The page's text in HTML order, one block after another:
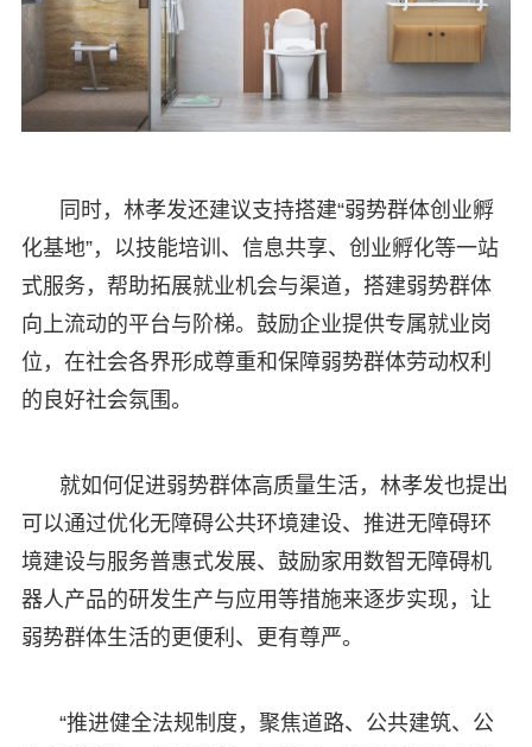
同时，林孝发还建议支持搭建“弱势群体创业孵
化基地”，以技能培训、信息共享、创业孵化等一站
式服务，帮助拓展就业机会与渠道，搭建弱势群体
向上流动的平台与阶梯。鼓励企业提供专属就业岗
位，在社会各界形成尊重和保障弱势群体劳动权利
的良好社会氛围。
就如何促进弱势群体高质量生活，林孝发也提出
可以通过优化无障碍公共环境建设、推进无障碍环
境建设与服务普惠式发展、鼓励家用数智无障碍机
器人产品的研发生产与应用等措施来逐步实现，让
弱势群体生活的更便利、更有尊严。
“推进健全法规制度，聚焦道路、公共建筑、公